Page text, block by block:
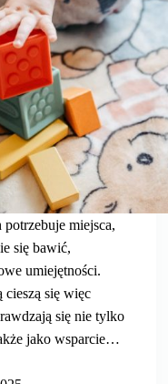
miejsca,
się bawić,
umiejętności.
cieszą się więc
się nie tylko
jako wsparcie…